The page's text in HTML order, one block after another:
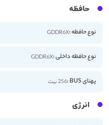
حافظه
نوع حافظه :GDDR6X
نوع حافظه داخلی :GDDR6X
پهنای BUS : 256 بیت
انرژی